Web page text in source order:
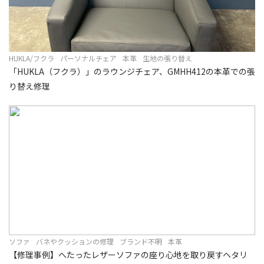
HUKLA/フクラ パーソナルチェア 本革 生地の張り替え
「HUKLA（フクラ）」のラウンジチェア、GMHH412の本革での張
り替え修理
ソファ バネやクッションの修理 ブランド不明 本革
【修理事例】へたったレザーソファの座り心地を取り戻すヘタリ